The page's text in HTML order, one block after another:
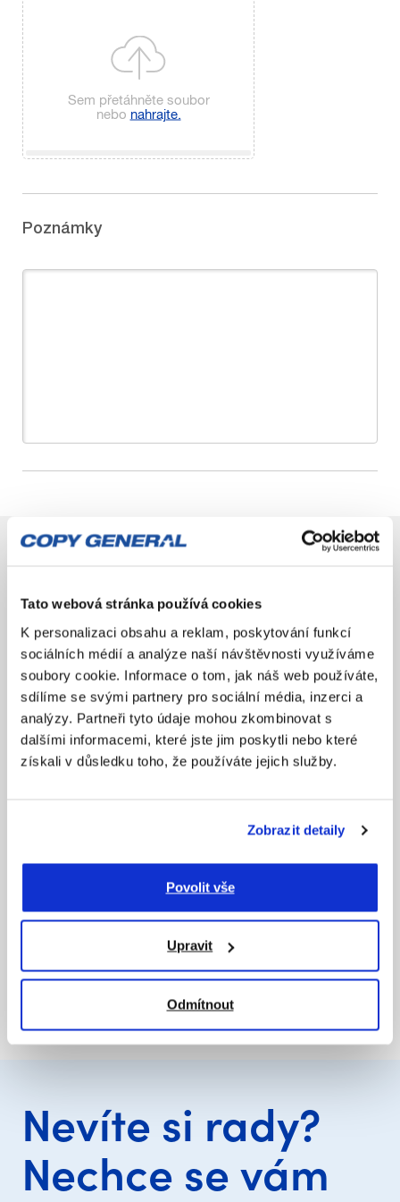
Tato webová stránka používá cookies
K personalizaci obsahu a reklam, poskytování funkcí
sociálních médií a analýze naší návštěvnosti využíváme
soubory cookie. Informace o tom, jak náš web používáte,
sdílíme se svými partnery pro sociální média, inzerci a
analýzy. Partneři tyto údaje mohou zkombinovat s
dalšími informacemi, které jste jim poskytli nebo které
získali v důsledku toho, že používáte jejich služby.
Zobrazit detaily
Povolit vše
Upravit
Odmítnout
Vyberte velikost archu
Na arch se zadanými rozměry se vejde 48 etiket s výš
488 × 330 mm (tiskový arch, nejvýhodnější)
A4 (210 × 297 mm)
matný samolepicí papír – podklad bez náseku
Matný vzhled s minimem odlesků • lze na něj psát
Sem přetáhněte soubor
nebo nahrajte.
Poznámky
Vyberte rychlost zpracování
Uvedené časy odpovídají osobnímu vyzvednutí na pobočce Senovážné
Chcete vidět časy pro jiný způsob dodání?
upřednostňovaný způsob dodání.
nižší rychlost 185,00 Kč
206,00 Kč
s DPH
Nevíte si rady?
Nechce se vám